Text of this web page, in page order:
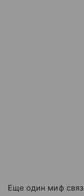
Еще один миф